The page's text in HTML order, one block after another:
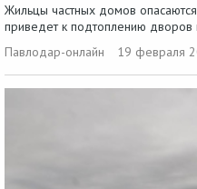
Жильцы частных домов опасаются
приведет к подтоплению дворов
Павлодар-онлайн
19 февраля